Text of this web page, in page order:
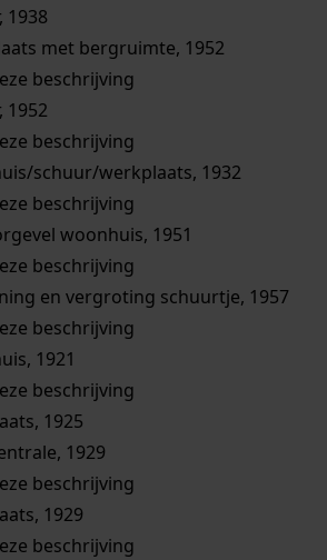
1938
met bergruimte, 1952
beschrijving
1952
beschrijving
schuur/werkplaats, 1932
beschrijving
woonhuis, 1951
beschrijving
en vergroting schuurtje, 1957
beschrijving
1921
beschrijving
1925
1929
beschrijving
1929
beschrijving